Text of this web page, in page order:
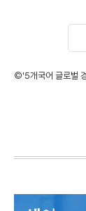
©'5개국어 글로벌